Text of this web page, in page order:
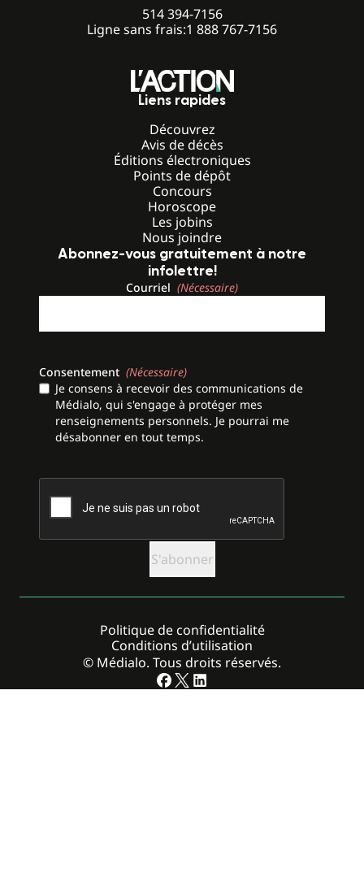
514 394-7156
Ligne sans frais:1 888 767-7156
Liens rapides
Découvrez
Avis de décès
Éditions électroniques
Points de dépôt
Concours
Horoscope
Les jobins
Nous joindre
Abonnez-vous gratuitement à notre
infolettre!
Courriel (Nécessaire)
Consentement (Nécessaire)
Je consens à recevoir des communications de
Médialo, qui s'engage à protéger mes
renseignements personnels. Je pourrai me
désabonner en tout temps.
© Médialo. Tous droits réservés.
Politique de confidentialité
Conditions d’utilisation